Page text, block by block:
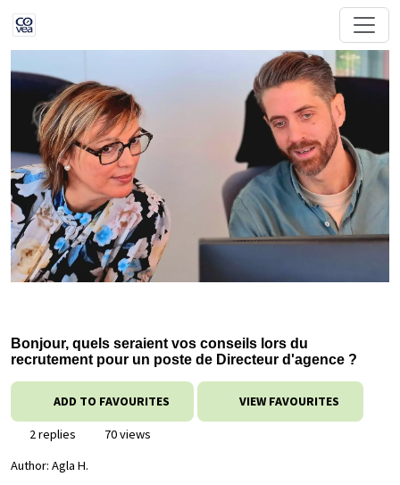
Bonjour, quels seraient vos conseils lors du
recrutement pour un poste de Directeur d'agence ?
ADD TO FAVOURITES VIEW FAVOURITES
2 replies
70 views
Author: Agla H.